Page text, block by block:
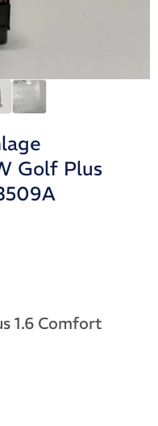
Golf Plus
1.6 Comfort